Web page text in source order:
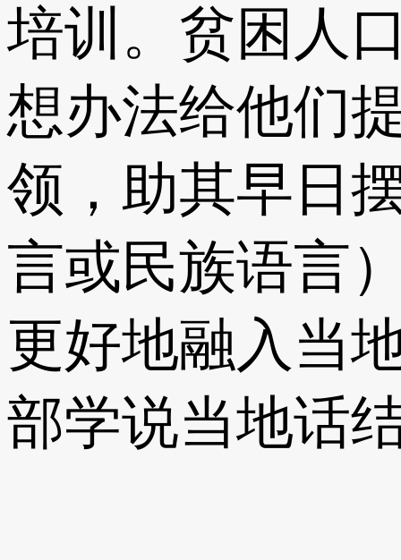
培训。贫困人
想办法给他们
领，助其早日
言或民族语言
更好地融入当
部学说当地话